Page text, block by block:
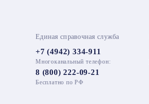
Единая справочная служба
+7 (4942) 334-911
Многоканальный телефон:
8 (800) 222-09-21
Бесплатно по РФ